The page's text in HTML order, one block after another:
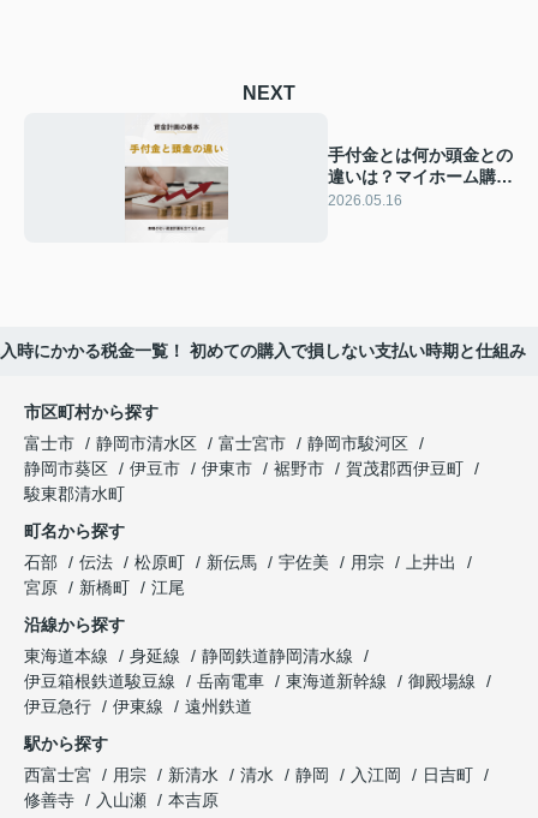
NEXT
手付金とは何か頭金との
違いは？マイホーム購入
で押さえたい資金計画の
2026.05.16
時にかかる税金一覧！ 初めての購入で損しない支払い時期と仕組み
市区町村から探す
富士市
静岡市清水区 富士宮市
静岡市駿河区
静岡市葵区
伊豆市 伊東市 裾野市
賀茂郡西伊豆町
駿東郡清水町
町名から探す
石部
伝法 松原町 新伝馬 宇佐美 用宗
上井出
宮原
新橋町
江尾
沿線から探す
東海道本線
身延線
静岡鉄道静岡清水線
伊豆箱根鉄道駿豆線
岳南電車 東海道新幹線
御殿場線
伊豆急行
伊東線
遠州鉄道
駅から探す
西富士宮
用宗 新清水 清水 静岡 入江岡
日吉町
修善寺
入山瀬 本吉原